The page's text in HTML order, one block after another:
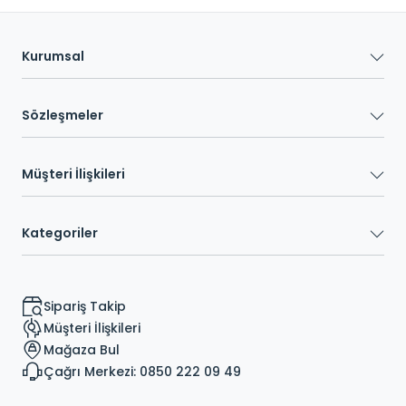
Kurumsal
Sözleşmeler
Müşteri İlişkileri
Kategoriler
Sipariş Takip
Müşteri İlişkileri
Mağaza Bul
Çağrı Merkezi: 0850 222 09 49